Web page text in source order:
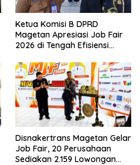
Ketua Komisi B DPRD
Magetan Apresiasi Job Fair
2026 di Tengah Efisiensi
Disnakertrans Magetan Gelar
Job Fair, 20 Perusahaan
Sediakan 2.159 Lowongan